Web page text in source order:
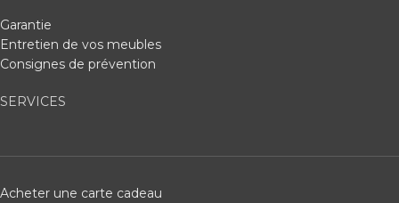
Garantie
Entretien de vos meubles
Consignes de prévention
SERVICES
Acheter une carte cadeau